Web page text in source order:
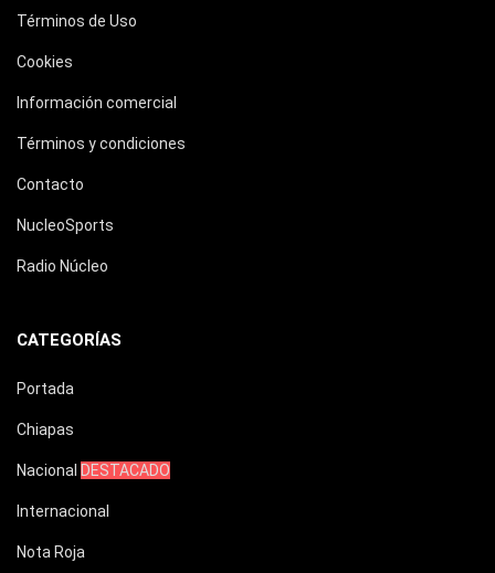
Términos de Uso
Cookies
Información comercial
Términos y condiciones
Contacto
NucleoSports
Radio Núcleo
CATEGORÍAS
Portada
Chiapas
Nacional DESTACADO
Internacional
Nota Roja